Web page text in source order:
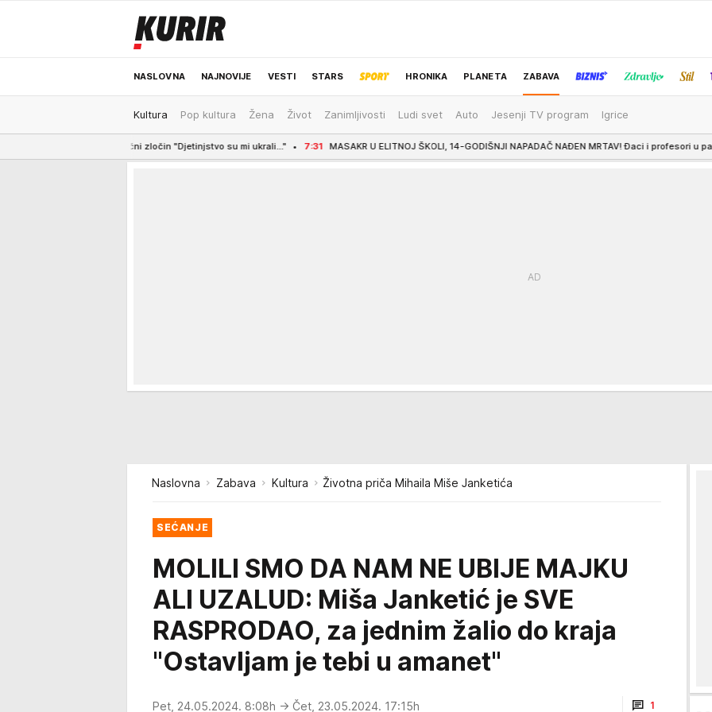
NASLOVNA NAJNOVIJE VESTI STARS HRONIKA PLANETA ZABAVA
ODRŽIVA BUDUĆNOST REGION NEWS IZBOR UREDNIKA
Kultura Pop kultura Žena Život Zanimljivosti Ludi svet Auto Jesenji TV program Igrice
zločin "Djetinjstvo su mi ukrali..." 7:31 MASAKR U ELITNOJ ŠKOLI, 14-GODIŠNJI NAPADAČ NAĐEN MRTAV! Đaci i profesori u panici bežali na sve
Naslovna Zabava Kultura Životna priča Mihaila Miše Janketića
SEĆANJE
MOLILI SMO DA NAM NE UBIJE MAJKU
ALI UZALUD: Miša Janketić je SVE
RASPRODAO, za jednim žalio do kraja
"Ostavljam je tebi u amanet"
Pet, 24.05.2024. 8:08h → Čet, 23.05.2024. 17:15h 1